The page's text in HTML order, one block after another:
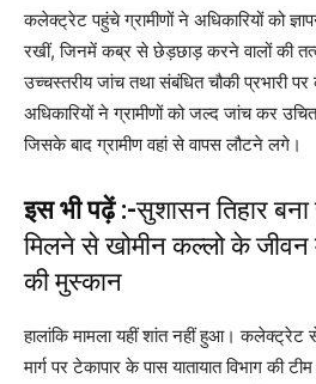
कलेक्ट्रेट पहुंचे ग्रामीणों ने अधिकारियों को
रखीं, जिनमें कब्र से छेड़छाड़ करने वालों की
उच्चस्तरीय जांच तथा संबंधित चौकी प्रभारी पर
अधिकारियों ने ग्रामीणों को जल्द जांच कर
जिसके बाद ग्रामीण वहां से वापस लौटने लगे।
इस भी पढ़ें :-सुशासन तिहार
मिलने से खोमीन कल्लो के जीवन
की मुस्कान
हालांकि मामला यहीं शांत नहीं हुआ। कलेक्ट्रेट
मार्ग पर टेकापार के पास यातायात विभाग की